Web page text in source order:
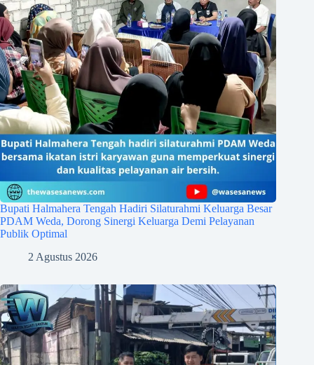
Bupati Halmahera Tengah Hadiri Silaturahmi Keluarga Besar
PDAM Weda, Dorong Sinergi Keluarga Demi Pelayanan
Publik Optimal
2 Agustus 2026